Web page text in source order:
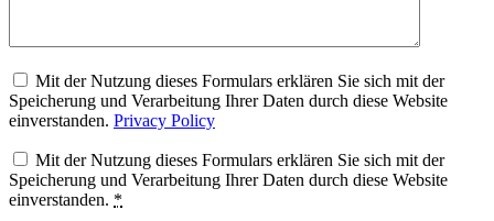
Mit der Nutzung dieses Formulars erklären Sie sich mit der
Speicherung und Verarbeitung Ihrer Daten durch diese Website
einverstanden. Privacy Policy
Mit der Nutzung dieses Formulars erklären Sie sich mit der
Speicherung und Verarbeitung Ihrer Daten durch diese Website
einverstanden. *